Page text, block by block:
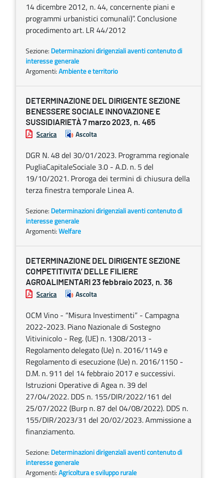
14 dicembre 2012, n. 44, concernente piani e
programmi urbanistici comunali)”. Conclusione
procedimento art. LR 44/2012
Sezione: Determinazioni dirigenziali aventi contenuto di
interesse generale
Argomenti:Ambiente e territorio
DETERMINAZIONE DEL DIRIGENTE SEZIONE
BENESSERE SOCIALE INNOVAZIONE E
SUSSIDIARIETÀ 7 marzo 2023, n. 465
Scarica Ascolta
DGR N. 48 del 30/01/2023. Programma regionale
PugliaCapitaleSociale 3.0 - A.D. n. 5 del
19/10/2021. Proroga dei termini di chiusura della
terza finestra temporale Linea A.
Sezione: Determinazioni dirigenziali aventi contenuto di
interesse generale
Argomenti:Welfare
DETERMINAZIONE DEL DIRIGENTE SEZIONE
COMPETITIVITA’ DELLE FILIERE
AGROALIMENTARI 23 febbraio 2023, n. 36
Scarica Ascolta
OCM Vino - “Misura Investimenti” - Campagna
2022-2023. Piano Nazionale di Sostegno
Vitivinicolo - Reg. (UE) n. 1308/2013 -
Regolamento delegato (Ue) n. 2016/1149 e
Regolamento di esecuzione (Ue) n. 2016/1150 -
D.M. n. 911 del 14 febbraio 2017 e successivi.
Istruzioni Operative di Agea n. 39 del
27/04/2022. DDS n. 155/DIR/2022/161 del
25/07/2022 (Burp n. 87 del 04/08/2022). DDS n.
155/DIR/2023/31 del 20/02/2023. Ammissione a
finanziamento.
Sezione: Determinazioni dirigenziali aventi contenuto di
interesse generale
Argomenti:Agricoltura e sviluppo rurale